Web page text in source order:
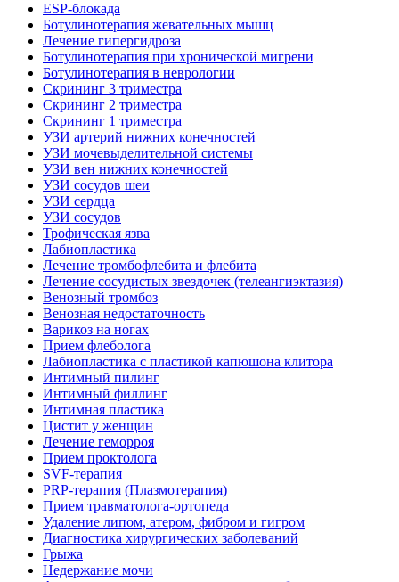
ESP-блокада
Ботулинотерапия жевательных мышц
Лечение гипергидроза
Ботулинотерапия при хронической мигрени
Ботулинотерапия в неврологии
Скрининг 3 триместра
Скрининг 2 триместра
Скрининг 1 триместра
УЗИ артерий нижних конечностей
УЗИ мочевыделительной системы
УЗИ вен нижних конечностей
УЗИ сосудов шеи
УЗИ сердца
УЗИ сосудов
Трофическая язва
Лабиопластика
Лечение тромбофлебита и флебита
Лечение сосудистых звездочек (телеангиэктазия)
Венозный тромбоз
Венозная недостаточность
Варикоз на ногах
Прием флеболога
Лабиопластика с пластикой капюшона клитора
Интимный пилинг
Интимный филлинг
Интимная пластика
Цистит у женщин
Лечение геморроя
Прием проктолога
SVF-терапия
PRP-терапия (Плазмотерапия)
Прием травматолога-ортопеда
Удаление липом, атером, фибром и гигром
Диагностика хирургических заболеваний
Грыжа
Недержание мочи